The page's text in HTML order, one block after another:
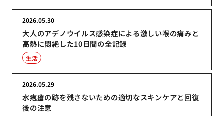
大人のアデノウイルス感染症による激しい喉の痛みと
高熱に悶絶した10日間の全記録
2026.05.30
生活
水疱瘡の跡を残さないための適切なスキンケアと回復
後の注意
2026.05.29